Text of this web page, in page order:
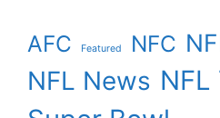
AFC Featured NFC
NFL News NFL